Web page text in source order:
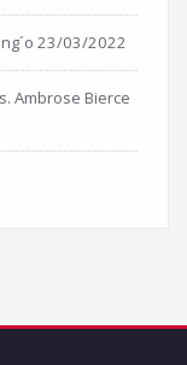
23/03/2022
Ambrose Bierce